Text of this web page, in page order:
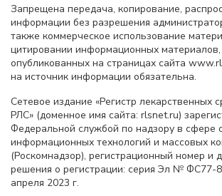
Запрещена передача, копирование,
информации без разрешения
также коммерческое использование
цитировании информационных материалов,
опубликованных на страницах сайта
на источник информации обязательна.
Сетевое издание «Регистр лекарственных
РЛС» (доменное имя сайта: rlsnet.ru)
Федеральной службой по надзору в сфере
информационных технологий и массовых
(Роскомнадзор), регистрационный номер и
решения о регистрации: серия Эл № ФС77-
апреля 2023 г.